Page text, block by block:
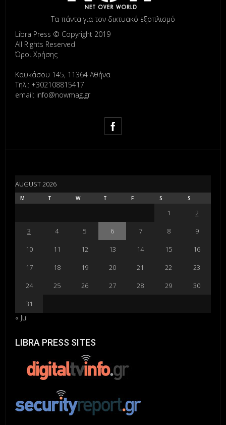
Τα πάντα για τον δικτυακό εξοπλισμό
Libra Press © Copyright 2019
All Rights Reserved
Όροι Χρήσης
Καυκάσου 145, 11364 Αθήνα
Τηλ.: +302108815417
email: info@nowmag.gr
AUGUST 2026
M T W T F S S
1
2
3
4 5 6 7 8
9
10
11 12 13 14 15
16
17
18 19 20 21 22
23
24
25 26 27 28 29
30
31
« Jul
LIBRA PRESS SITES